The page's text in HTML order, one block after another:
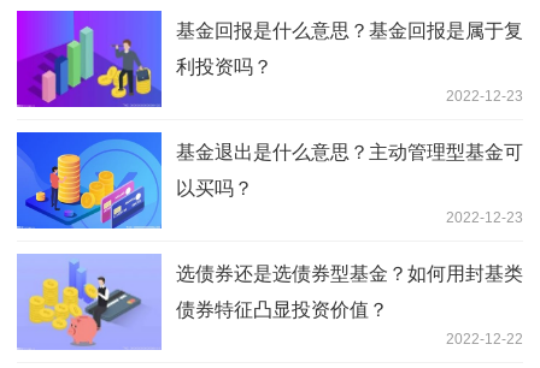
基金回报是什么意思？基金回报是属于复
利投资吗？
2022-12-23
基金退出是什么意思？主动管理型基金可
以买吗？
2022-12-23
选债券还是选债券型基金？如何用封基类
债券特征凸显投资价值？
2022-12-22